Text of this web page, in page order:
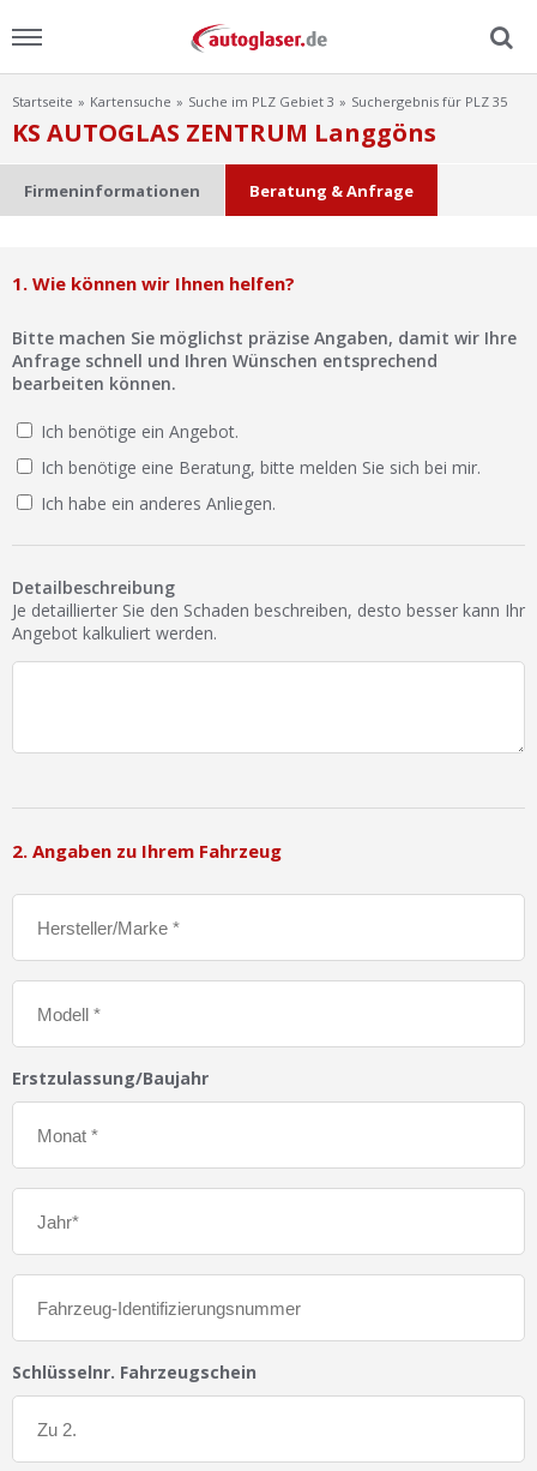
Menu
Home
Ratgeber
Scheibensuche
FAQ
Lexikon
Ist Ihre Werkstatt schon dabei?
Werkstatt Login
Startseite Kartensuche Suche im PLZ Gebiet 3 Suchergebnis für PLZ 35
KS AUTOGLAS ZENTRUM Langgöns
Firmeninformationen Beratung & Anfrage
1. Wie können wir Ihnen helfen?
Bitte machen Sie möglichst präzise Angaben, damit wir Ihre
Anfrage schnell und Ihren Wünschen entsprechend
bearbeiten können.
Ich benötige ein Angebot.
Ich benötige eine Beratung, bitte melden Sie sich bei mir.
Ich habe ein anderes Anliegen.
Detailbeschreibung
Je detaillierter Sie den Schaden beschreiben, desto besser kann Ihr
Angebot kalkuliert werden.
2. Angaben zu Ihrem Fahrzeug
Erstzulassung/Baujahr
Schlüsselnr. Fahrzeugschein